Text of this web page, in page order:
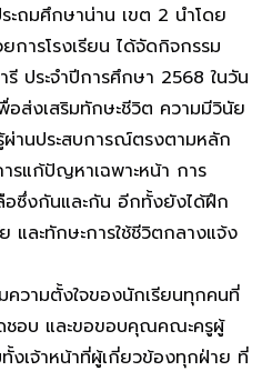
ะถมศึกษาน่าน เขต 2 นำโดย
ารโรงเรียน ได้จัดกิจกรรม
ประจำปีการศึกษา 2568 ในวัน
ส่งเสริมทักษะชีวิต ความมีวินัย
ผ่านประสบการณ์ตรงตามหลัก
รแก้ปัญหาเฉพาะหน้า การ
อซึ่งกันและกัน อีกทั้งยังได้ฝึก
และทักษะการใช้ชีวิตกลางแจ้ง
ความตั้งใจของนักเรียนทุกคนที่
ชอบ และขอขอบคุณคณะครูผู้
งเจ้าหน้าที่ผู้เกี่ยวข้องทุกฝ่าย ที่